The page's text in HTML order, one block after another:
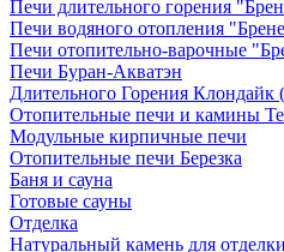
Печи длительного горения
Печи водяного отопления
Печи отопительно-варочные
Печи Буран-Акватэн
Длительного Горения Клондайк
Отопительные печи и камины
Модульные кирпичные печи
Отопительные печи Березка
Баня и сауна
Готовые сауны
Отделка
Натуральный камень для